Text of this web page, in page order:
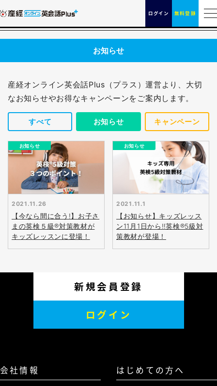
ログイン 無料登録
お知らせ
産経オンライン英会話Plus（プラス）運営より、大切
なお知らせやお得なキャンペーンをご案内します。
すべて お知らせ キャンペーン
お知らせ
2021.11.26
【今なら間に合う!】お子さ
まの英検５級®対策教材が
キッズレッスンに登場！
お知らせ
2021.11.1
【お知らせ】キッズレッス
ン11月1日から‼英検®5級対
策教材が登場！
無料
会員登録
新規会員登録
ログイン
会社情報 はじめての方へ